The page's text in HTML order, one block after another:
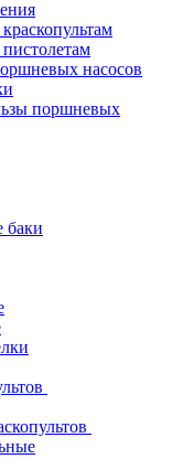
насосов
поршневых
баки